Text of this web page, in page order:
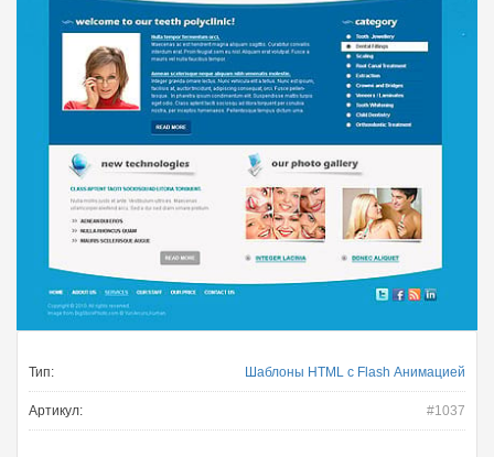
Тип: Шаблоны HTML с Flash Анимацией
Артикул: #1037